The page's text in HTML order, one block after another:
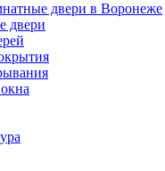
двери в Воронеже
двери